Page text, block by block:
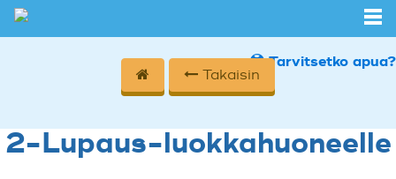
Tarvitsetko apua?
Takaisin
2-Lupaus-luokkahuoneelle